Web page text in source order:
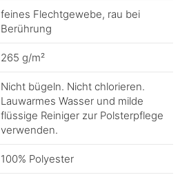
feines Flechtgewebe, rau bei
Berührung
265 g/m²
Nicht bügeln. Nicht chlorieren.
Lauwarmes Wasser und milde
flüssige Reiniger zur Polsterpflege
verwenden.
100% Polyester